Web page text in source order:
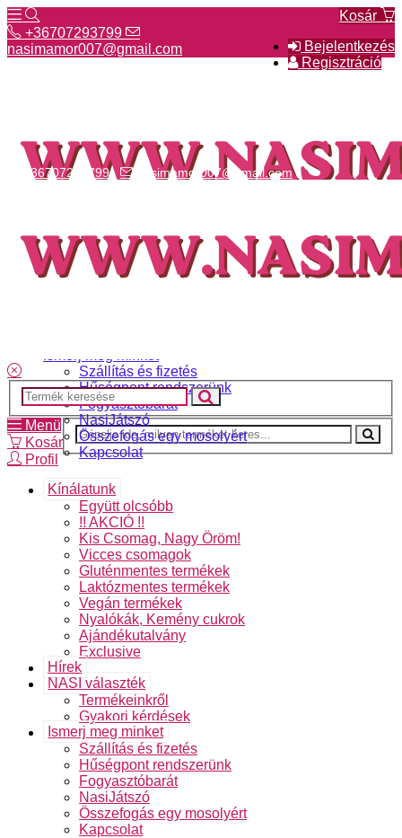
Kosár
Bejelentkezés
Regisztráció
+36707293799
nasimamor007@gmail.com
Szállítás és fizetés
Hűségpont rendszerünk
Fogyasztóbarát
NasiJátszó
Összefogás egy mosolyért
Kapcsolat
+36707293799 nasimamor007@gmail.com
Menü
Kosár
Profil
Kínálatunk
Együtt olcsóbb
!! AKCIÓ !!
Kis Csomag, Nagy Öröm!
Vicces csomagok
Gluténmentes termékek
Laktózmentes termékek
Vegán termékek
Nyalókák, Kemény cukrok
Ajándékutalvány
Exclusive
Hírek
NASI választék
Termékeinkről
Gyakori kérdések
Ismerj meg minket
Szállítás és fizetés
Hűségpont rendszerünk
Fogyasztóbarát
NasiJátszó
Összefogás egy mosolyért
Kapcsolat